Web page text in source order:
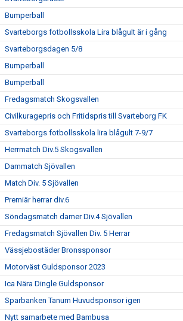
Bumperball
Svarteborgs fotbollsskola Lira blågult är i gång
Svarteborgsdagen 5/8
Bumperball
Bumperball
Fredagsmatch Skogsvallen
Civilkuragepris och Fritidspris till Svarteborg FK
Svarteborgs fotbollsskola lira blågult 7-9/7
Herrmatch Div.5 Skogsvallen
Dammatch Sjövallen
Match Div. 5 Sjövallen
Premiär herrar div.6
Söndagsmatch damer Div.4 Sjövallen
Fredagsmatch Sjövallen Div. 5 Herrar
Vässjebostäder Bronssponsor
Motorväst Guldsponsor 2023
Ica Nära Dingle Guldsponsor
Sparbanken Tanum Huvudsponsor igen
Nytt samarbete med Bambusa